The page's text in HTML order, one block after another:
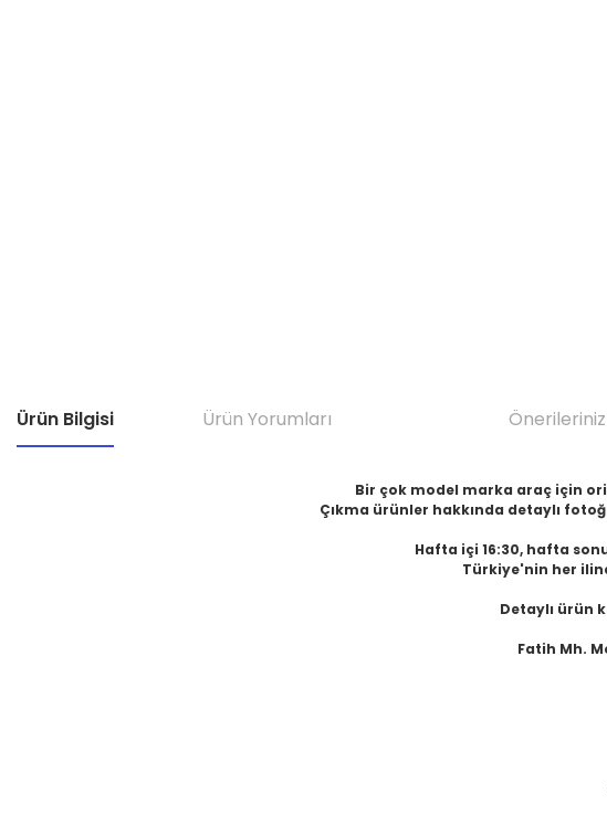
Ürün Bilgisi Ürün Yorumları Önerileriniz
Bir çok model marka araç için
Çıkma ürünler hakkında detaylı
Hafta içi 16:30, hafta
Türkiye'nin her
Detaylı ürün
Fatih Mh.